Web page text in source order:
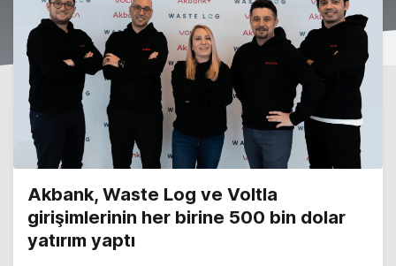
Akbank, Waste Log ve Voltla
girişimlerinin her birine 500 bin dolar
yatırım yaptı